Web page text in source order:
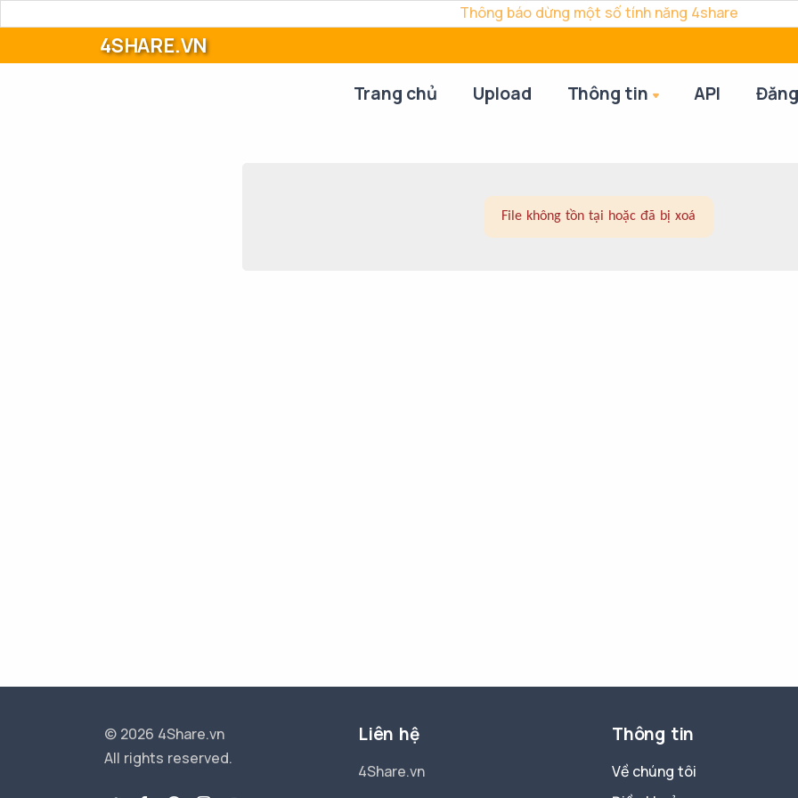
Thông báo dừng một số tính năng 4share
4SHARE.VN
Trang chủ Upload Thông tin API
File không tồn tại hoặc đã bị xoá
© 2026 4Share.vn
All rights reserved.
Liên hệ
4Share.vn
Thông tin
Về chúng tôi